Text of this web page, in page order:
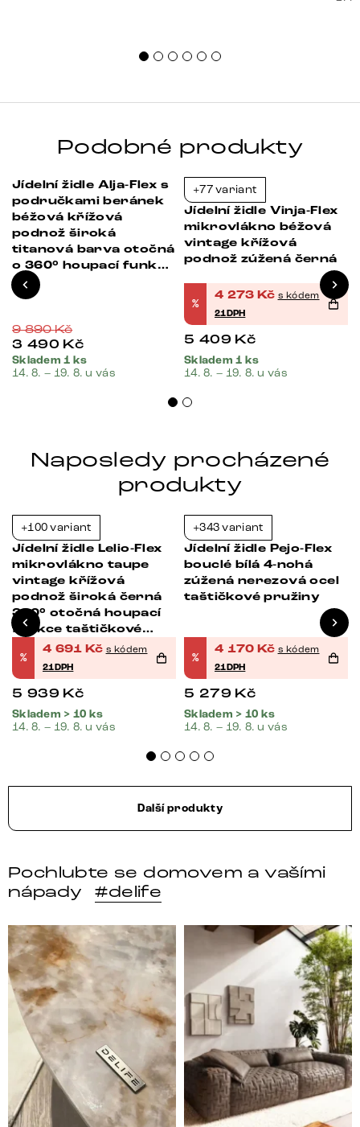
Podobné produkty
-65%
Jídelní židle Alja-Flex s
područkami beránek
béžová křížová
podnož široká
titanová barva otočná
o 360° houpací funkce
taštičkové pružiny
9 890Kč
3 490 Kč
Skladem 1 ks
14. 8. – 19. 8. u vás
+77 variant
Jídelní židle Vinja-Flex
mikrovlákno béžová
vintage křížová
podnož zúžená černá
%
4 273 Kč s kódem
21DPH
5 409 Kč
Skladem 1 ks
14. 8. – 19. 8. u vás
Naposledy procházené
produkty
+100 variant
Jídelní židle Lelio-Flex
mikrovlákno taupe
vintage křížová
podnož široká černá
360° otočná houpací
funkce taštičkové
pružiny
%
4 691 Kč s kódem
21DPH
5 939 Kč
Skladem > 10 ks
14. 8. – 19. 8. u vás
+343 variant
Jídelní židle Pejo-Flex
bouclé bílá 4-nohá
zúžená nerezová ocel
taštičkové pružiny
%
4 170 Kč s kódem
21DPH
5 279 Kč
Skladem > 10 ks
14. 8. – 19. 8. u vás
Další produkty
Pochlubte se domovem a vašími
nápady
#delife
DELIFE – Nábytek, který promění dům v domov. Domo
Místo, kam se budeš těšit